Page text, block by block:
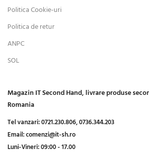
Politica Cookie-uri
Politica de retur
ANPC
SOL
Magazin IT Second Hand, livrare produse
Romania
Tel vanzari:0721.230.806,0736.344.203
Email:comenzi@it-sh.ro
Luni-Vineri:09:00 - 17.00